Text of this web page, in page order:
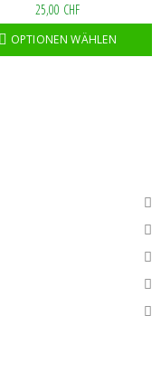
25,00 CHF
OPTIONEN WÄHLEN